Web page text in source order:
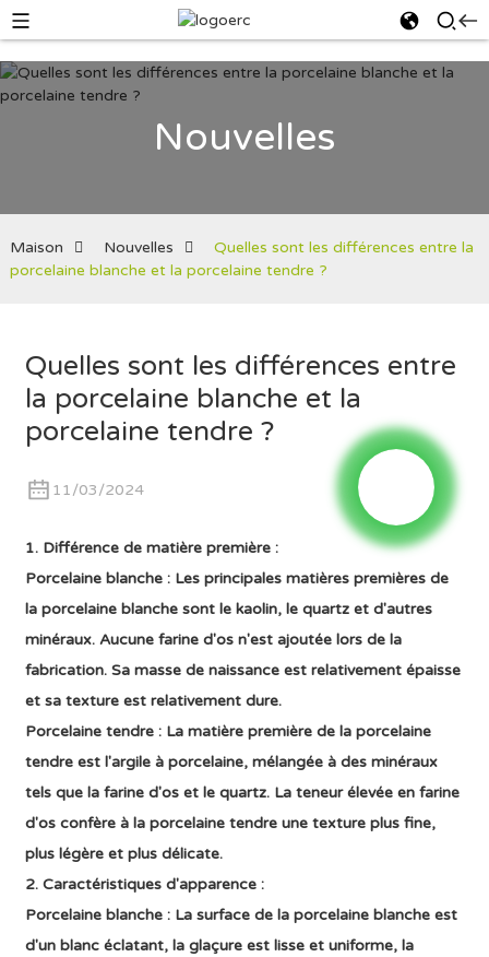
Nouvelles
Maison Nouvelles
Quelles sont les différences entre la
porcelaine blanche et la porcelaine tendre ?
Quelles sont les différences entre
la porcelaine blanche et la
porcelaine tendre ?
11/03/2024
1. Différence de matière première :
Porcelaine blanche : Les principales matières premières de
la porcelaine blanche sont le kaolin, le quartz et d'autres
minéraux. Aucune farine d'os n'est ajoutée lors de la
fabrication. Sa masse de naissance est relativement épaisse
et sa texture est relativement dure.
Porcelaine tendre : La matière première de la porcelaine
tendre est l'argile à porcelaine, mélangée à des minéraux
tels que la farine d'os et le quartz. La teneur élevée en farine
d'os confère à la porcelaine tendre une texture plus fine,
plus légère et plus délicate.
2. Caractéristiques d'apparence :
Porcelaine blanche : La surface de la porcelaine blanche est
d'un blanc éclatant, la glaçure est lisse et uniforme, la